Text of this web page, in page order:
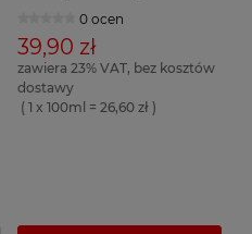
0 ocen
39,90 zł
zawiera 23% VAT, bez kosztów
dostawy
( 1 x 100ml = 26,60 zł )